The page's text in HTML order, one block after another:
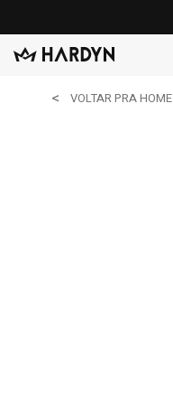
VOLTAR PRA HOME